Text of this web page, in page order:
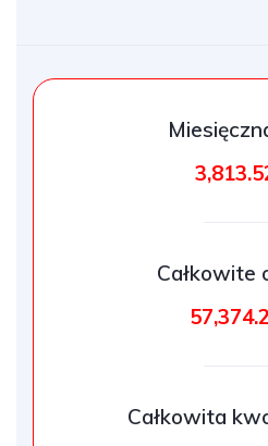
Całkowite
Całkowita